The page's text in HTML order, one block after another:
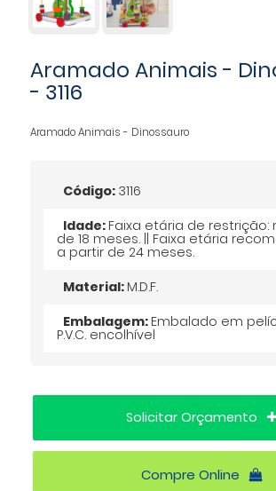
Aramado Animais -
- 3116
Aramado Animais - Dinossauro
Código: 3116
Idade: Faixa etária de restrição:
de 18 meses. || Faixa etária
a partir de 24 meses.
Material: M.D.F.
Embalagem: Embalado em
P.V.C. encolhível
Solicitar Orçamento
Compre Online